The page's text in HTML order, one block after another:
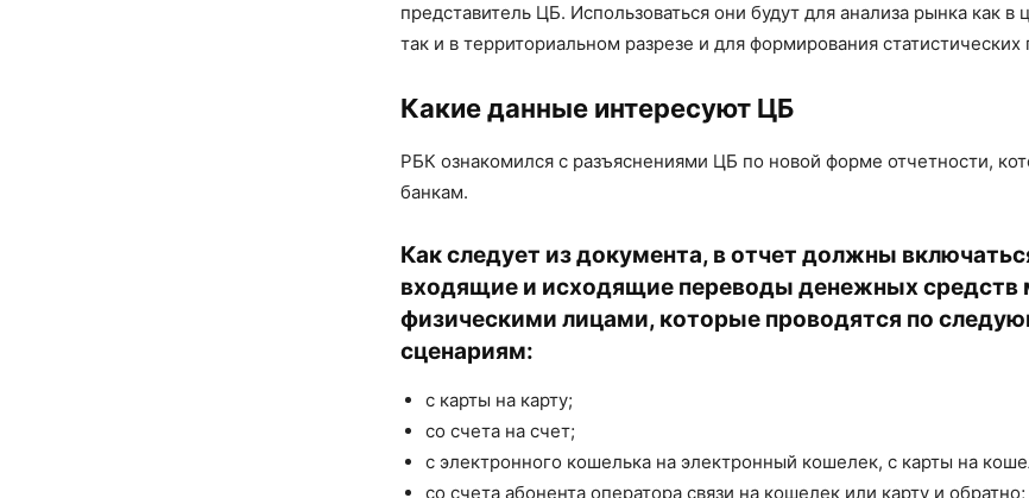
представитель ЦБ. Использоваться они будут для анализа рынка как в
так и в территориальном разрезе и для формирования статистических
Какие данные интересуют ЦБ
РБК ознакомился с разъяснениями ЦБ по новой форме отчетности,
банкам.
Как следует из документа, в отчет должны
входящие и исходящие переводы денежных
физическими лицами, которые проводятся по
сценариям:
с карты на карту;
со счета на счет;
с электронного кошелька на электронный кошелек, с карты на
со счета абонента оператора связи на кошелек или карту и обратно;